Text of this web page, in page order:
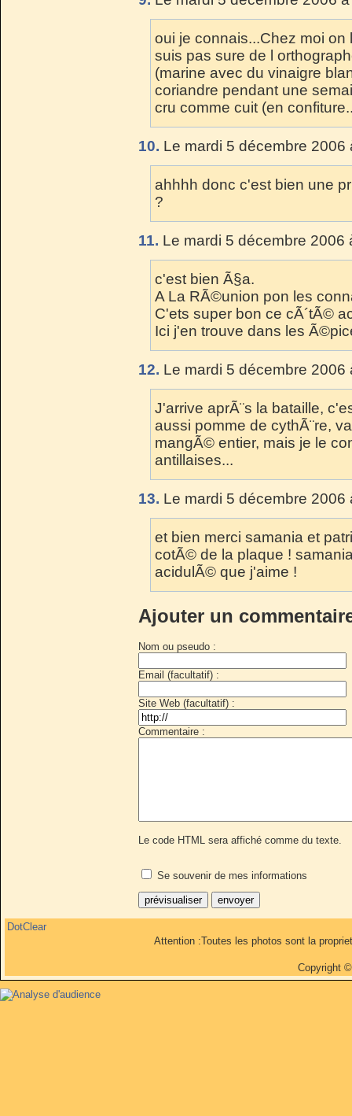
oui je connais...Chez moi
suis pas sure de l
(marine avec du vinaigre
coriandre pendant une
cru comme cuit (en
10. Le mardi 5 décembre
ahhhh donc c'est bien une
?
11. Le mardi 5 décembre 2006
c'est bien Ã§a.
A La RÃ©union pon les
C'ets super bon ce cÃ´tÃ©
Ici j'en trouve dans les
12. Le mardi 5 décembre
J'arrive aprÃ¨s la bataille,
aussi pomme de cythÃ¨re,
mangÃ© entier, mais je le
antillaises...
13. Le mardi 5 décembre
et bien merci samania et
cotÃ© de la plaque !
acidulÃ© que j'aime !
Ajouter un
Nom ou pseudo :
Email (facultatif) :
Site Web (facultatif) :
Commentaire :
Le code HTML sera affiché comme du texte.
Se souvenir de mes informations
DotClear
Attention :Toutes les photos sont la
Copyright